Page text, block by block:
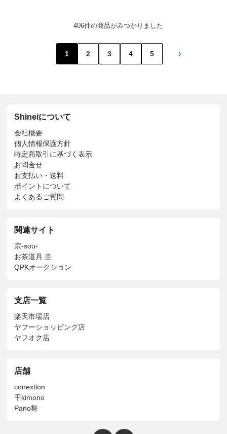
406件の商品がみつかりました
1 2 3 4 5 ›
Shineiについて
会社概要
個人情報保護方針
特定商取引に基づく表示
お問合せ
お支払い・送料
ポイントについて
よくあるご質問
関連サイト
宗-sou-
お茶道具 圭
QPKオークション
支店一覧
楽天市場店
ヤフーショッピング店
ヤフオク店
店舗
conextion
千kimono
Pano舞